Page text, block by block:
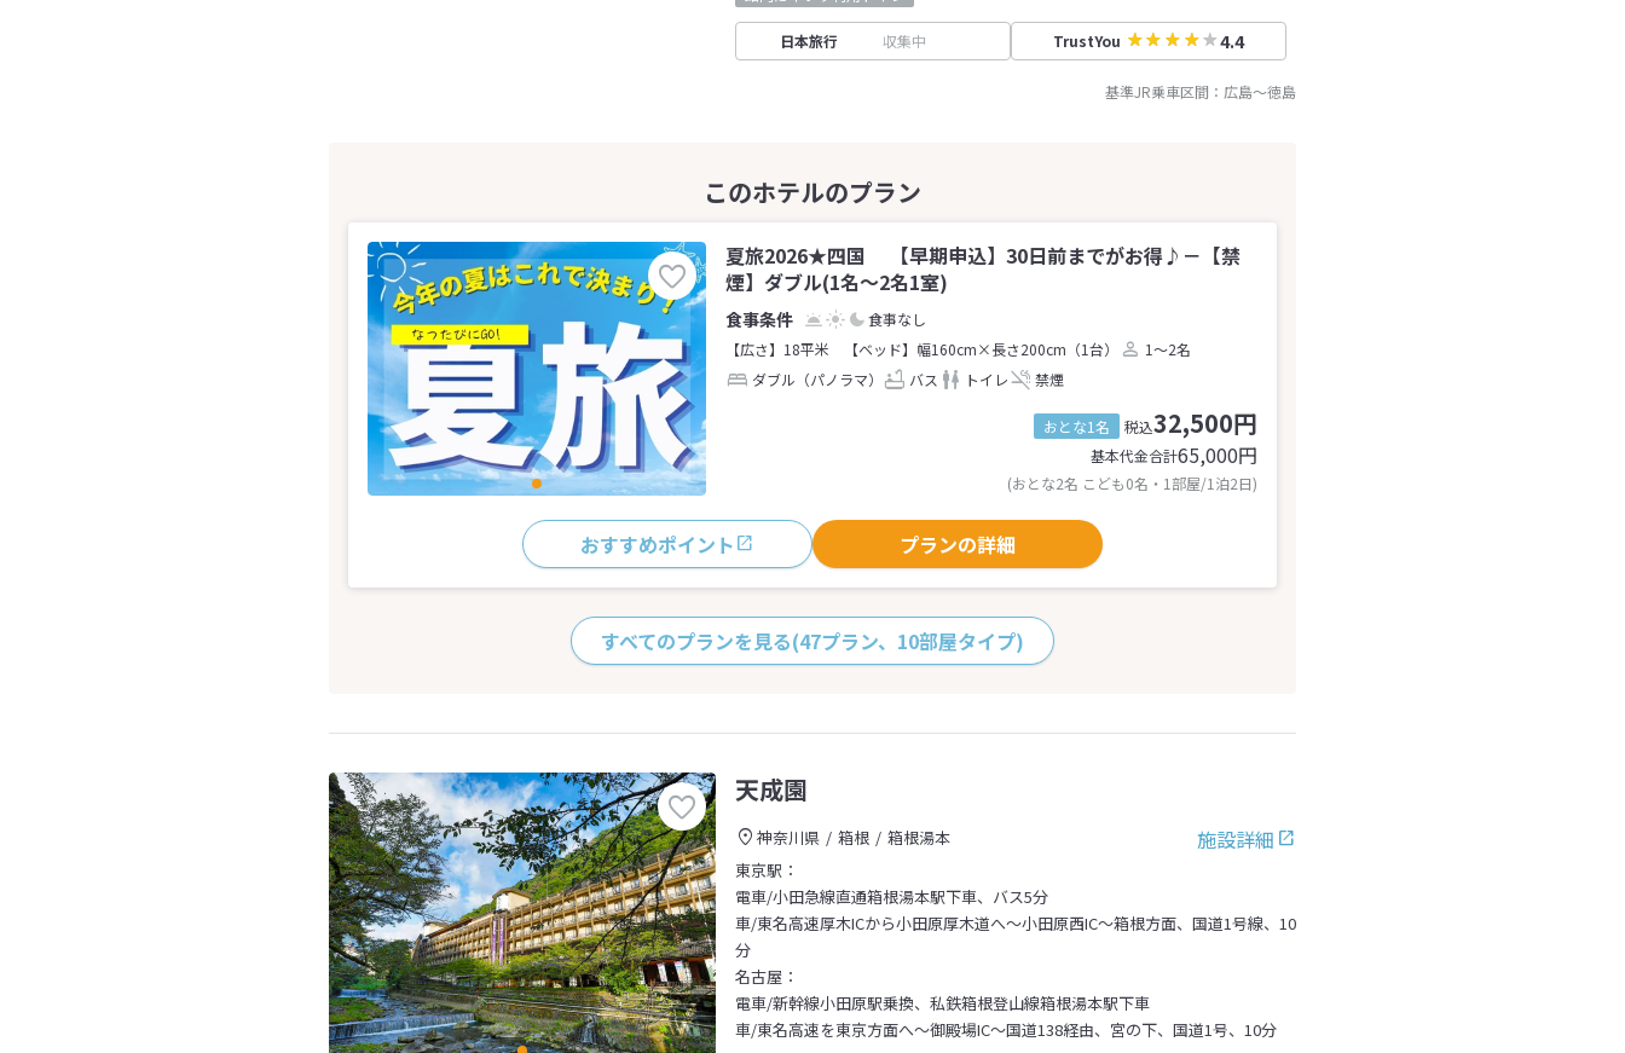
日本旅行 収集中 TrustYou 4.4
基準JR乗車区間： 広島～徳島
夏旅2026★四国 【早期申込】30日前までがお得♪－【禁
煙】ダブル(1名～2名1室)
食事なし
【広さ】18平米
【ベッド】幅160cm×長さ200cm（1台）
1～2名
ダブル（パノラマ）
バス トイレ 禁煙
おとな1名 税込32,500円
基本代金合計65,000円
(おとな2名 こども0名・1部屋/1泊2日)
おすすめポイント プランの詳細
すべてのプランを見る(47プラン、10部屋タイプ)
天成園
施設詳細
神奈川県 箱根
箱根湯本
東京駅：
電車/小田急線直通箱根湯本駅下車、バス5分
車/東名高速厚木ICから小田原厚木道へ～小田原西IC～箱根方面、国道1号線、10
分
名古屋：
電車/新幹線小田原駅乗換、私鉄箱根登山線箱根湯本駅下車
車/東名高速を東京方面へ～御殿場IC～国道138経由、宮の下、国道1号、10分